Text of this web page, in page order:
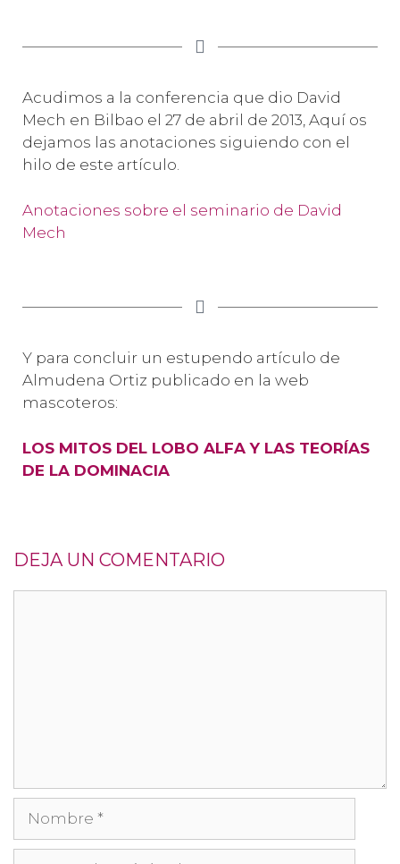
Acudimos a la conferencia que dio David
Mech en Bilbao el 27 de abril de 2013, Aquí os
dejamos las anotaciones siguiendo con el
hilo de este artículo.
Anotaciones sobre el seminario de David
Mech
Y para concluir un estupendo artículo de
Almudena Ortiz publicado en la web
mascoteros:
LOS MITOS DEL LOBO ALFA Y LAS TEORÍAS
DE LA DOMINACIA
DEJA UN COMENTARIO